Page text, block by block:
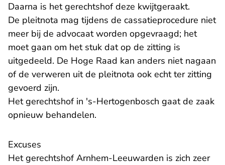
Daarna is het gerechtshof deze kwijtgeraakt.
De pleitnota mag tijdens de cassatieprocedure niet
meer bij de advocaat worden opgevraagd; het
moet gaan om het stuk dat op de zitting is
uitgedeeld. De Hoge Raad kan anders niet nagaan
of de verweren uit de pleitnota ook echt ter zitting
gevoerd zijn.
Het gerechtshof in 's-Hertogenbosch gaat de zaak
opnieuw behandelen.
Excuses
Het gerechtshof Arnhem-Leeuwarden is zich zeer